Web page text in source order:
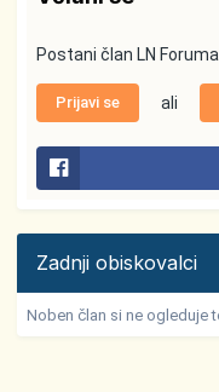
Postani član LN
Prijavi se ali
Zadnji obiskovalci
Noben član si ne ogleduje